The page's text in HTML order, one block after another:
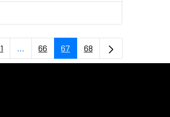
Página
1 ...Páginas intermedias Use TAB para
Página
66 Página
67 Página
68